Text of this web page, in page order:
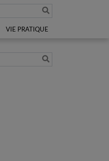
VIE PRATIQUE